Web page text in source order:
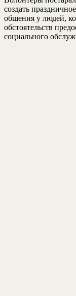
создать
общения у людей,
обстоятельств
социального